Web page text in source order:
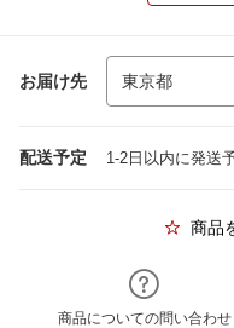
お届け先
配送予定 1-2日以内に発送
商品
商品についての問い合わせ